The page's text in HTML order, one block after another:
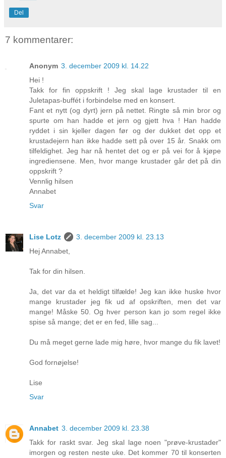
Del
7 kommentarer:
Anonym 3. december 2009 kl. 14.22
Hei !
Takk for fin oppskrift ! Jeg skal lage krustader til en
Juletapas-buffét i forbindelse med en konsert.
Fant et nytt (og dyrt) jern på nettet. Ringte så min bror og
spurte om han hadde et jern og gjett hva ! Han hadde
ryddet i sin kjeller dagen før og der dukket det opp et
krustadejern han ikke hadde sett på over 15 år. Snakk om
tilfeldighet. Jeg har nå hentet det og er på vei for å kjøpe
ingrediensene. Men, hvor mange krustader går det på din
oppskrift ?
Vennlig hilsen
Annabet
Svar
Lise Lotz
3. december 2009 kl. 23.13
Hej Annabet,
Tak for din hilsen.
Ja, det var da et heldigt tilfælde! Jeg kan ikke huske hvor
mange krustader jeg fik ud af opskriften, men det var
mange! Måske 50. Og hver person kan jo som regel ikke
spise så mange; det er en fed, lille sag...
Du må meget gerne lade mig høre, hvor mange du fik lavet!
God fornøjelse!
Lise
Svar
Annabet 3. december 2009 kl. 23.38
Takk for raskt svar. Jeg skal lage noen "prøve-krustader"
imorgen og resten neste uke. Det kommer 70 til konserten